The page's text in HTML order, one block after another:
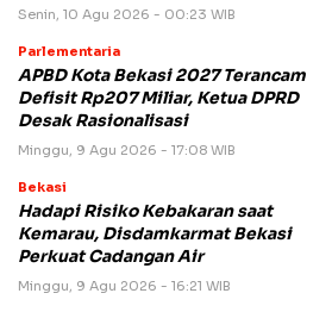
Senin, 10 Agu 2026 - 00:23 WIB
Parlementaria
APBD Kota Bekasi 2027 Terancam
Defisit Rp207 Miliar, Ketua DPRD
Desak Rasionalisasi
Minggu, 9 Agu 2026 - 17:08 WIB
Bekasi
Hadapi Risiko Kebakaran saat
Kemarau, Disdamkarmat Bekasi
Perkuat Cadangan Air
Minggu, 9 Agu 2026 - 16:21 WIB